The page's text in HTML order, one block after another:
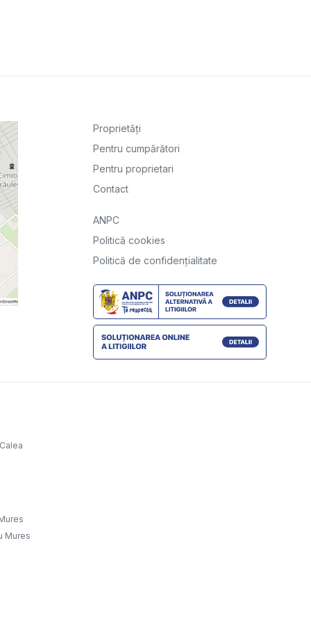
Proprietăți
Pentru cumpărători
Pentru proprietari
Contact
ANPC
Politică cookies
Politică de confidențialitate
Mures